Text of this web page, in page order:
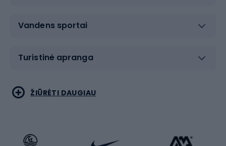
Vandens sportai
Turistinė apranga
Bėgimas
Koviniai sportai
ŽIŪRĖTI DAUGIAU